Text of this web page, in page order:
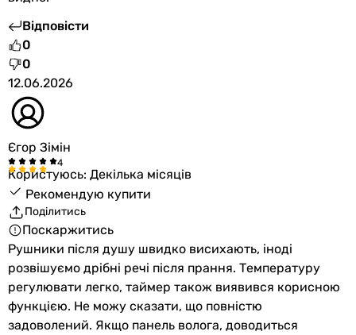
490 мм
490 мм
490 мм
Глибина
72 мм
72 мм
72 мм
80 мм
80 мм
80 мм
80 мм
Міжосьова відстань
450 мм
450 мм
450 мм
Відповісти
0
0
12.06.2026
Єгор Зімін
Користуюсь: Декілька місяців
Рекомендую купити
Поділитись
Поскаржитись
Рушники після душу швидко висихають, іноді
розвішуємо дрібні речі після прання. Температуру
регулювати легко, таймер також виявився корисною
функцією. Не можу сказати, що повністю
задоволений. Якщо панель волога, доводиться